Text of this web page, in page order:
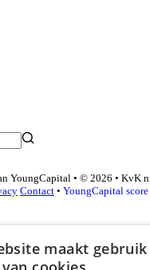
YoungCapital • © 2026 • KvK
Contact • YoungCapital score
maakt gebruik